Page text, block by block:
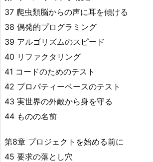
37 爬虫類脳からの声に耳を傾ける
38 偶発的プログラミング
39 アルゴリズムのスピード
40 リファクタリング
41 コードのためのテスト
42 プロパティーベースのテスト
43 実世界の外敵から身を守る
44 ものの名前
第8章 プロジェクトを始める前に
45 要求の落とし穴